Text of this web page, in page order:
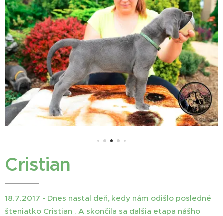
Cristian
18.7.2017 - Dnes nastal deň, kedy nám odišlo posledné
šteniatko Cristian . A skončila sa ďalšia etapa nášho